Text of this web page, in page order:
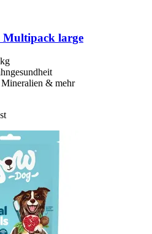
Multipack large
& mehr